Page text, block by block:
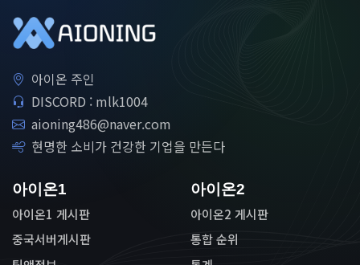
아이온 주인
DISCORD : mlk1004
aioning486@naver.com
현명한 소비가 건강한 기업을 만든다
아이온1
아이온1 게시판
중국서버게시판
아이온2
아이온2 게시판
통합 순위